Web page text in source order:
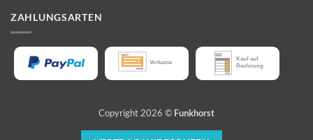
ZAHLUNGSARTEN
Copyright 2026 © Funkhorst